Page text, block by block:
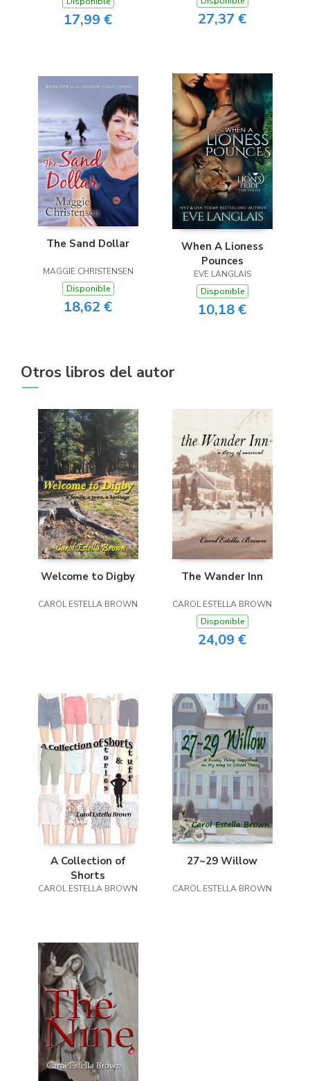
17,99 € 27,37 €
The Sand Dollar
MAGGIE CHRISTENSEN
Disponible
18,62 €
When A Lioness
Pounces
EVE LANGLAIS
Disponible
10,18 €
Otros libros del autor
Welcome to Digby
CAROL ESTELLA BROWN
The Wander Inn
CAROL ESTELLA BROWN
Disponible
24,09 €
A Collection of
Shorts
CAROL ESTELLA BROWN
27~29 Willow
CAROL ESTELLA BROWN